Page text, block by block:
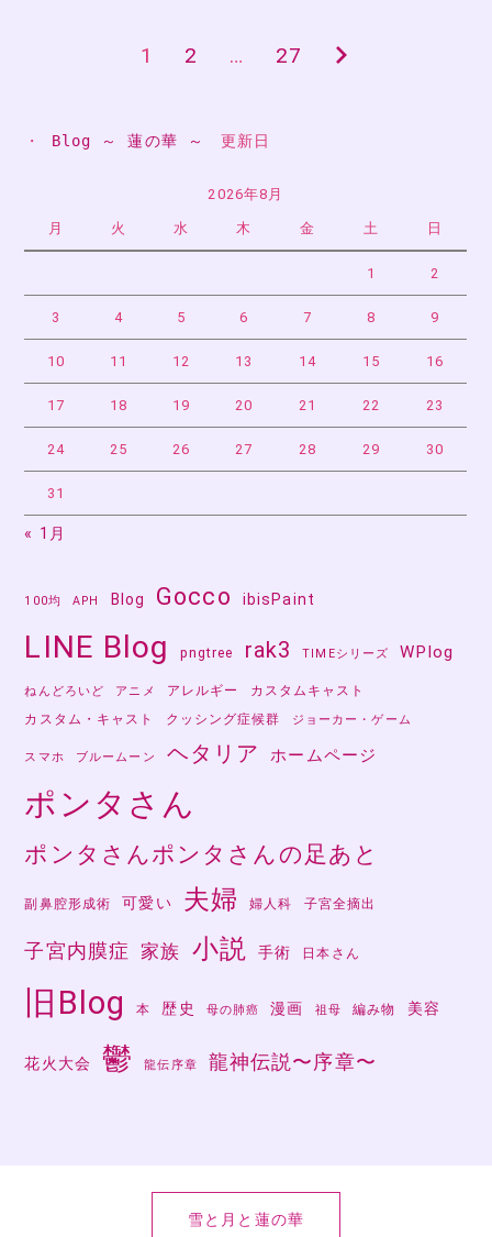
ペ
ジ
送
り
1 2 … 27
次
・ Blog ～ 蓮の華 ～ 更新日
2026年8月
月 火 水 木 金 土 日
1 2
3 4 5 6 7 8 9
10 11 12 13 14 15 16
17 18 19 20 21 22 23
24 25 26 27 28 29 30
31
« 1月
100均 APH Blog Gocco ibisPaint
LINE Blog pngtree rak3 TIMEシリーズ WPlog
ねんどろいど アニメ アレルギー
カスタムキャスト
カスタム・キャスト
クッシング症候群 ジョーカー・ゲーム
スマホ ブルームーン ヘタリア ホームページ
ポンタさん
ポンタさんポンタさんの足あと
副鼻腔形成術 可愛い 夫婦 婦人科 子宮全摘出
子宮内膜症 家族 小説 手術 日本さん
旧Blog 本 歴史 母の肺癌 漫画 祖母 編み物 美容
花火大会 鬱 龍伝序章 龍神伝説〜序章〜
雪と月と蓮の華